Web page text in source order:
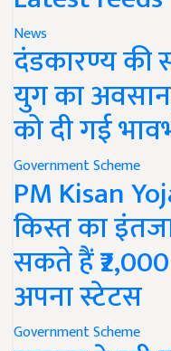
News
दंडकारण्य की
युग का
को दी गई
Government Scheme
PM Kisan
किस्त का
सकते हैं
अपना स्टेटस
Government Scheme